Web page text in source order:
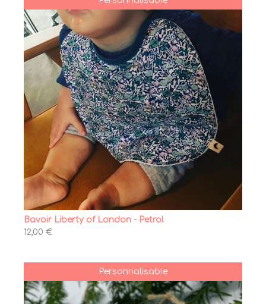
Bavoir Liberty of London - Petrol
12,00 €
Personnalisable